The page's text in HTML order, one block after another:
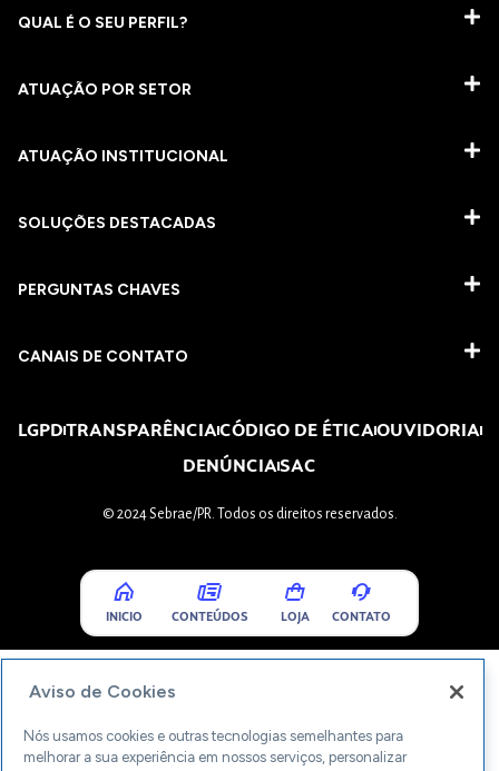
QUAL É O SEU PERFIL?
ATUAÇÃO POR SETOR
ATUAÇÃO INSTITUCIONAL
SOLUÇÕES DESTACADAS
PERGUNTAS CHAVES​
CANAIS DE CONTATO
LGPDTRANSPARÊNCIACÓDIGO DE ÉTICAOUVIDORIA
DENÚNCIASAC
© 2024 Sebrae/PR. Todos os direitos reservados.
INICIO CONTEÚDOS LOJA CONTATO
Aviso de Cookies
Nós usamos cookies e outras tecnologias semelhantes para
melhorar a sua experiência em nossos serviços, personalizar